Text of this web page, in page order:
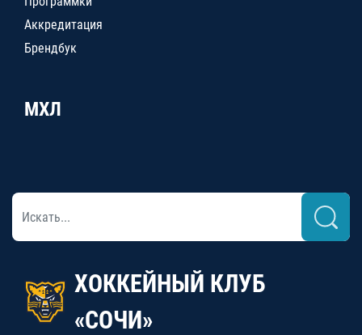
Аккредитация
Брендбук
МХЛ
ХОККЕЙНЫЙ КЛУБ
«СОЧИ»